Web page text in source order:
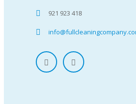
921 923 418